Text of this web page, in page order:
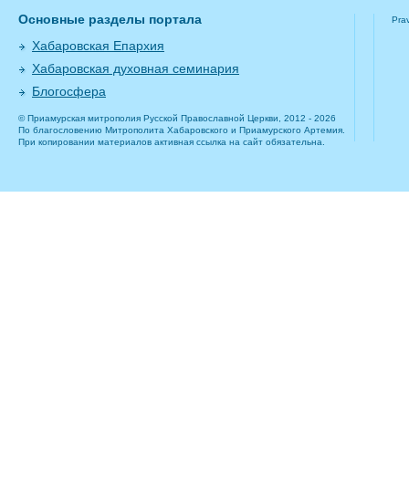
Основные разделы портала
Хабаровская Епархия
Хабаровская духовная семинария
Блогосфера
© Приамурская митрополия Русской Православной Церкви, 2012 - 2026
По благословению Митрополита Хабаровского и Приамурского Артемия.
При копировании материалов активная ссылка на сайт обязательна.